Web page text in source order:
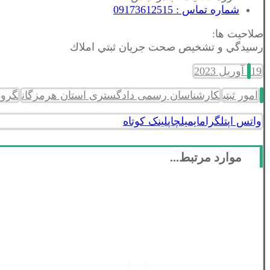
شماره تماس : 09173612515
صلاحیت ها:
رسيدگي و تشخيص صحت جريان ثبتي املاك
19 آوریل 2023
امور ثبتی کارشناسان رسمی دادگستری استان هرمزگان گروه 6 - راه و ساختمان و
واتس اپتلگرامایمیلچاپلینک کوتاه
موارد مرتبط...